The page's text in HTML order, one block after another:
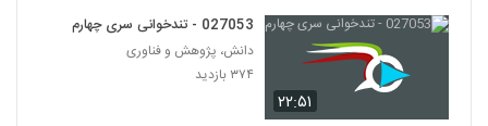
۲۲:۵۱
027053 - تندخوانی سری چهارم
دانش، پژوهش و فناوری
۳۷۴ بازدید